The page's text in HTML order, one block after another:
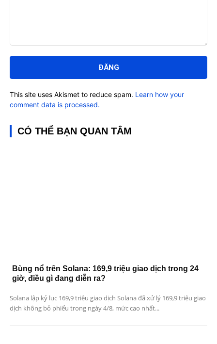
luận:
This site uses Akismet to reduce spam. Learn how your
comment data is processed.
CÓ THỂ BẠN QUAN TÂM
Bùng nổ trên Solana: 169,9 triệu giao dịch trong 24
giờ, điều gì đang diễn ra?
Solana lập kỷ lục 169,9 triệu giao dịch Solana đã xử lý 169,9 triệu giao
dịch không bỏ phiếu trong ngày 4/8, mức cao nhất...